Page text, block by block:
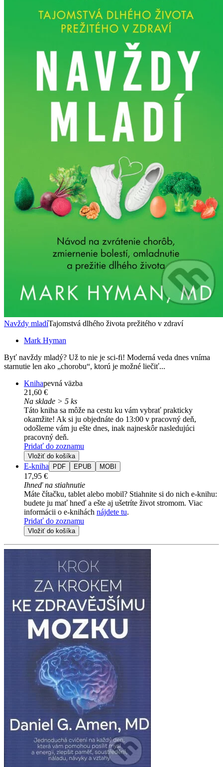
Navždy mladíTajomstvá dlhého života prežitého v zdraví
Mark Hyman
Byť navždy mladý? Už to nie je sci-fi! Moderná veda dnes vníma
starnutie len ako „chorobu“, ktorú je možné liečiť...
Knihapevná väzba
21,60 €
Na sklade > 5 ks
Táto kniha sa môže na cestu ku vám vybrať prakticky
okamžite! Ak si ju objednáte do 13:00 v pracovný deň,
odošleme vám ju ešte dnes, inak najneskôr nasledujúci
pracovný deň.
Pridať do zoznamu
Vložiť do košíka
E-kniha PDF EPUB MOBI
17,95 €
Ihneď na stiahnutie
Máte čítačku, tablet alebo mobil? Stiahnite si do nich e-knihu:
budete ju mať hneď a ešte aj ušetríte život stromom. Viac
informácii o e-knihách nájdete tu.
Pridať do zoznamu
Vložiť do košíka